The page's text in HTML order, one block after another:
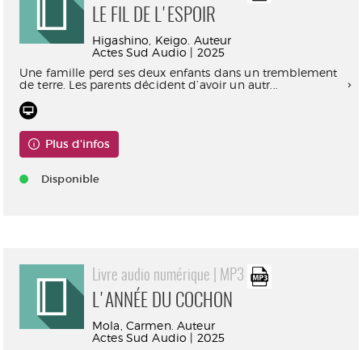
LE FIL DE L'ESPOIR
Higashino, Keigo. Auteur
Actes Sud Audio | 2025
Une famille perd ses deux enfants dans un tremblement
de terre. Les parents décident d’avoir un autr...
Plus d'infos
Disponible
Livre audio numérique | MP3
L'ANNÉE DU COCHON
Mola, Carmen. Auteur
Actes Sud Audio | 2025